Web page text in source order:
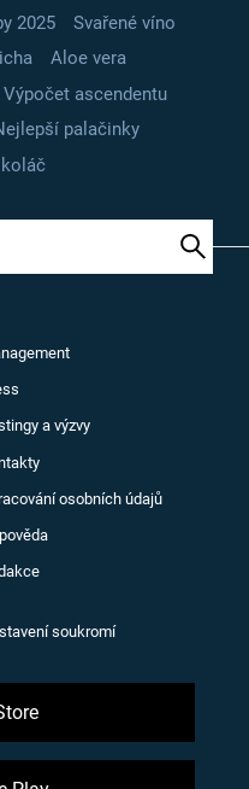
2025
Svařené víno
Aloe vera
Výpočet ascendentu
palačinky
a výzvy
osobních údajů
soukromí